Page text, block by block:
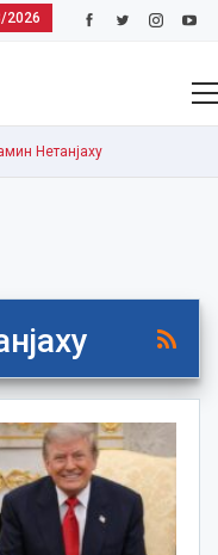
2026
Нетанјаху